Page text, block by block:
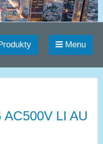
Menu
AC500V LI AU